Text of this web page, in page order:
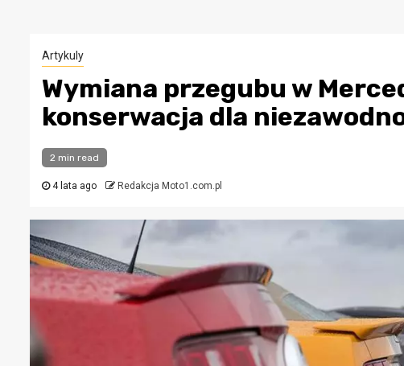
Artykuly
Wymiana przegubu w
konserwacja dla
2 min read
4 lata ago Redakcja Moto1.com.pl